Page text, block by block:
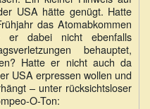
USA hätte genügt. Hatte
das Atomabkommen
er dabei nicht ebenfalls
behauptet,
Hatte er nicht auch da
USA erpressen wollen und
– unter rücksichtsloser
O-Ton: